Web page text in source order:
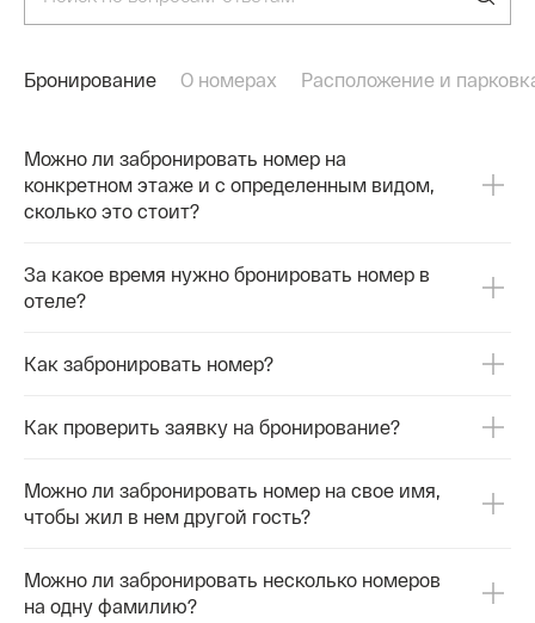
Бронирование О номерах Расположение и
Можно ли забронировать номер на
конкретном этаже и с определенным видом,
сколько это стоит?
За какое время нужно бронировать номер в
отеле?
Как забронировать номер?
Как проверить заявку на бронирование?
Можно ли забронировать номер на свое имя,
чтобы жил в нем другой гость?
Можно ли забронировать несколько номеров
на одну фамилию?